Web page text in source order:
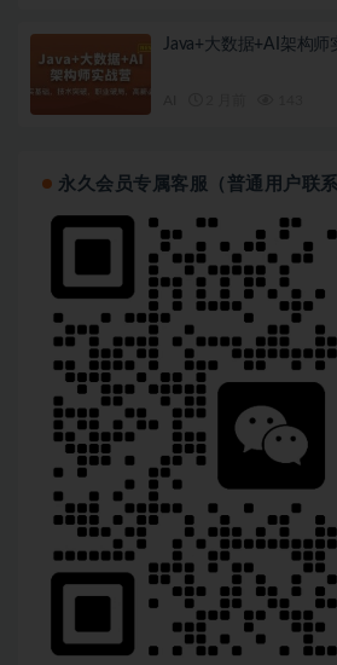
Java+大数据+AI架构师
永久会员专属客服（普通用户联